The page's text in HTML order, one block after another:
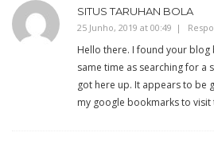
SITUS TARUHAN BOLA
25 Junho, 2019 at 00:49
Hello there. I found your blog
same time as searching for a
got here up. It appears to be
my google bookmarks to visit